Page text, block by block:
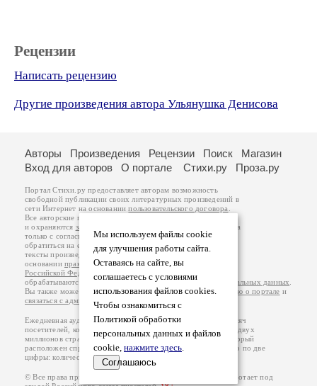
Рецензии
Написать рецензию
Другие произведения автора Ульянушка Денисова
Мы используем файлы cookie
для улучшения работы сайта.
Оставаясь на сайте, вы
соглашаетесь с условиями
использования файлов cookies.
Чтобы ознакомиться с
Политикой обработки
персональных данных и файлов
cookie, нажмите здесь.
Соглашаюсь
Авторы Произведения Рецензии Поиск
Магазин
Вход для авторов
О портале Стихи.ру Проза.ру
Портал Стихи.ру предоставляет авторам возможность
свободной публикации своих литературных произведений в
сети Интернет на основаниипользовательского договора
Все авторские права на произведения принадлежат авторам
и охраняются законом
. Перепечатка произведений возможна
только с согласия его автора, к которому вы можете
обратиться на его авторской странице. Ответственность за
тексты произведений авторы несут самостоятельно на
основанииправил публикацииизаконодательства
Российской Федерации
обрабатываются на основанииПолитики обработки персональных данных
Вы также можете посмотреть более подробнуюинформацию о портале и
связаться с администрацией
Ежедневная аудитория портала Стихи.ру – порядка 200 тысяч
посетителей, которые в общей сумме просматривают более двух
миллионов страниц по данным счетчика посещаемости, который
расположен справа от этого текста. В каждой графе указано по две
цифры: количество просмотров и количество посетителей.
© Все права принадлежат авторам, 2000-2026. Портал работает под